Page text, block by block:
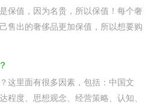
保值，因为名贵，所以保值！每个奢
售出的奢侈品更加保值，所以想要购
这里面有很多因素，包括：中国文
程度、思想观念、经营策略、认知、